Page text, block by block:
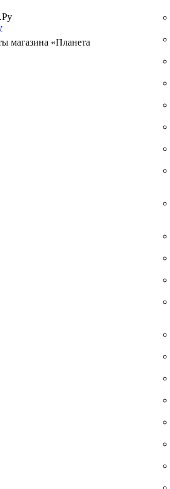
магазина «Планета